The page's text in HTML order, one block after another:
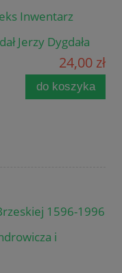
Inwentarz
Jerzy Dygdała
24,00 zł
do koszyka
1596-1996
i